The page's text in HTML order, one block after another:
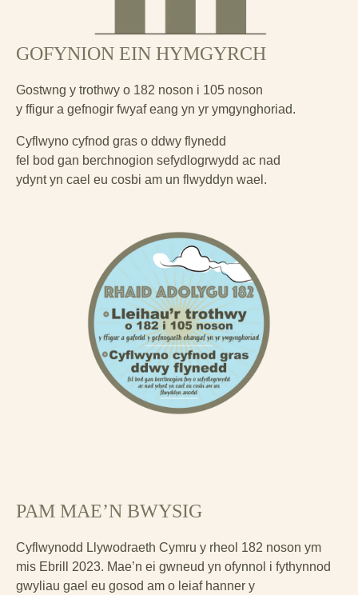
GOFYNION EIN HYMGYRCH
Gostwng y trothwy o 182 noson i 105 noson
y ffigur a gefnogir fwyaf eang yn yr ymgynghoriad.
Cyflwyno cyfnod gras o ddwy flynedd
fel bod gan berchnogion sefydlogrwydd ac nad
ydynt yn cael eu cosbi am un flwyddyn wael.
PAM MAE’N BWYSIG
Cyflwynodd Llywodraeth Cymru y rheol 182 noson ym
mis Ebrill 2023. Mae’n ei gwneud yn ofynnol i fythynnod
gwyliau gael eu gosod am o leiaf hanner y